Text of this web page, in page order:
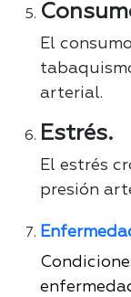
El
arterial.
Estrés.
El estrés
presión